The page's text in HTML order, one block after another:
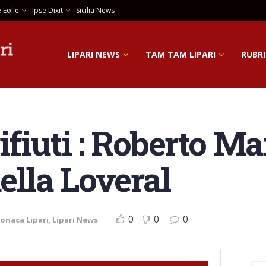
Eolie Ipse Dixit Sicilia News
LIPARI NEWS TAM TAM LIPARI
: Roberto
Loveral
Lipari, Lipari News 0 0 0